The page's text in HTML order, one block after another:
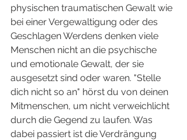
physischen traumatischen Gewalt wie
bei einer Vergewaltigung oder des
Geschlagen Werdens denken viele
Menschen nicht an die psychische
und emotionale Gewalt, der sie
ausgesetzt sind oder waren. "Stelle
dich nicht so an" hörst du von deinen
Mitmenschen, um nicht verweichlicht
durch die Gegend zu laufen. Was
dabei passiert ist die Verdrängung